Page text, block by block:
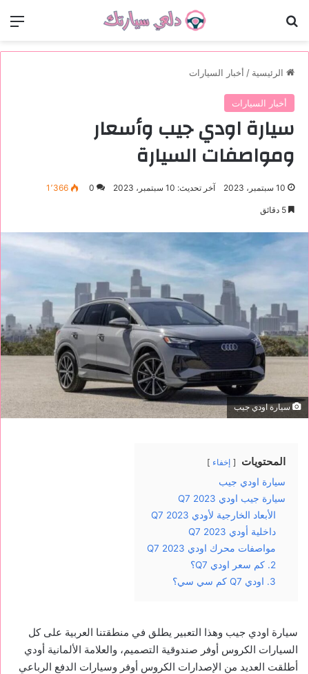
الرئيسية / أخبار السيارات
أخبار السيارات
سيارة اودي جيب وأسعار
ومواصفات السيارة
10 سبتمبر، 2023 آخر تحديث: 10 سبتمبر، 2023 0 1٬366
سيارة اودي جيب
المحتويات إخفاء
سيارة اودي جيب
سيارة جيب اودي Q7 2023
الأبعاد الخارجية لأودي Q7 2023
داخلية أودي Q7 2023
مواصفات محرك اودي Q7 2023
2. كم سعر اودي Q7؟
3. اودي Q7 كم سي سي؟
سيارة اودي جيب وهذا التعبير يطلق في منطقتنا العربية على كل
السيارات الكروس أوفر صندوقية التصميم، والعلامة الألمانية أودي
أطلقت العديد من الإصدارات الكروس أوفر وسيارات الدفع الرباعي